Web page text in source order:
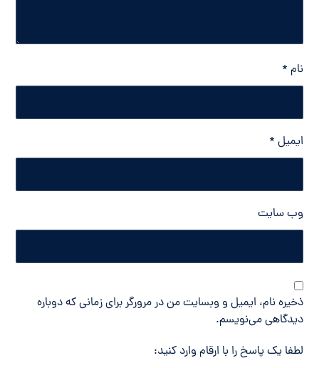
نام *
ایمیل *
وب‌ سایت
ذخیره نام، ایمیل و وبسایت من در مرورگر برای زمانی که دوباره
دیدگاهی می‌نویسم.
لطفا یک پاسخ را با ارقام وارد کنید: